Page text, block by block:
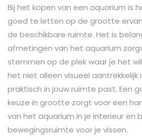
Bij het kopen van een aquarium is
goed te letten op de grootte
de beschikbare ruimte. Het is
afmetingen van het aquarium
stemmen op de plek waar je het
het niet alleen visueel aantrekkelijk
praktisch in jouw ruimte past. Een
keuze in grootte zorgt voor een
van het aquarium in je interieur en
bewegingsruimte voor je vissen.